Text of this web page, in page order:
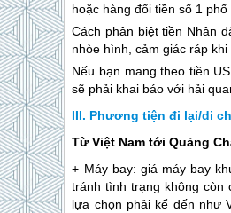
hoặc hàng đổi tiền số 1
Cách phân biệt tiền Nhân
nhòe hình, cảm giác ráp
Nếu bạn mang theo tiền
sẽ phải khai báo với hải
Phương tiện đi lại/di
Từ Việt Nam tới Quảng
+ Máy bay: giá máy bay
tránh tình trạng không còn
lựa chọn phải kể đến như